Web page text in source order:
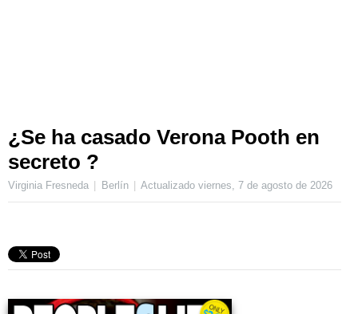
¿Se ha casado Verona Pooth en
secreto ?
Virginia Fresneda Berlín Actualizadoviernes, 7 de agosto de 2026